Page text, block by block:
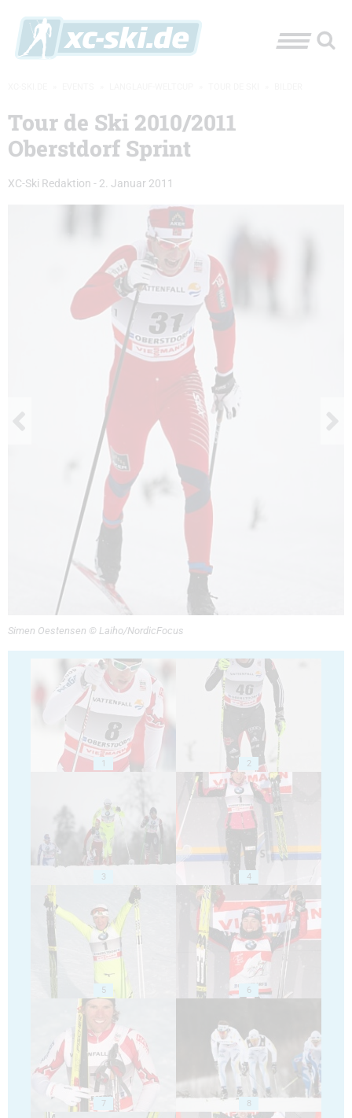
Tour de Ski 2010/2011
Oberstdorf Sprint
XC-Ski Redaktion - 2. Januar 2011
Simen Oestensen © Laiho/NordicFocus
1 2
3 4
5 6
7 8